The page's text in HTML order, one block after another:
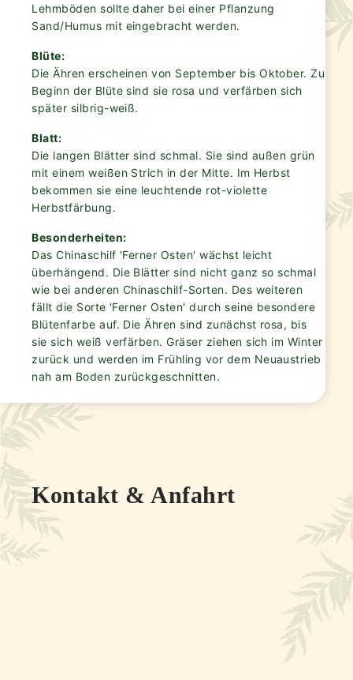
Lehmböden sollte daher bei einer Pflanzung
Sand/Humus mit eingebracht werden.
Blüte:
Die Ähren erscheinen von September bis Oktober. Zu
Beginn der Blüte sind sie rosa und verfärben sich
später silbrig-weiß.
Blatt:
Die langen Blätter sind schmal. Sie sind außen grün
mit einem weißen Strich in der Mitte. Im Herbst
bekommen sie eine leuchtende rot-violette
Herbstfärbung.
Besonderheiten:
Das Chinaschilf 'Ferner Osten' wächst leicht
überhängend. Die Blätter sind nicht ganz so schmal
wie bei anderen Chinaschilf-Sorten. Des weiteren
fällt die Sorte 'Ferner Osten' durch seine besondere
Blütenfarbe auf. Die Ähren sind zunächst rosa, bis
sie sich weiß verfärben. Gräser ziehen sich im Winter
zurück und werden im Frühling vor dem Neuaustrieb
nah am Boden zurückgeschnitten.
Kontakt & Anfahrt